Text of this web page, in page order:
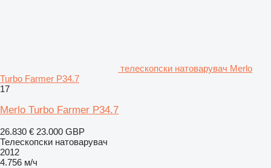
телескопски натоварувач Merlo
Turbo Farmer P34.7
17
Merlo Turbo Farmer P34.7
26.830 € 23.000 GBP
Телескопски натоварувач
2012
4.756 м/ч